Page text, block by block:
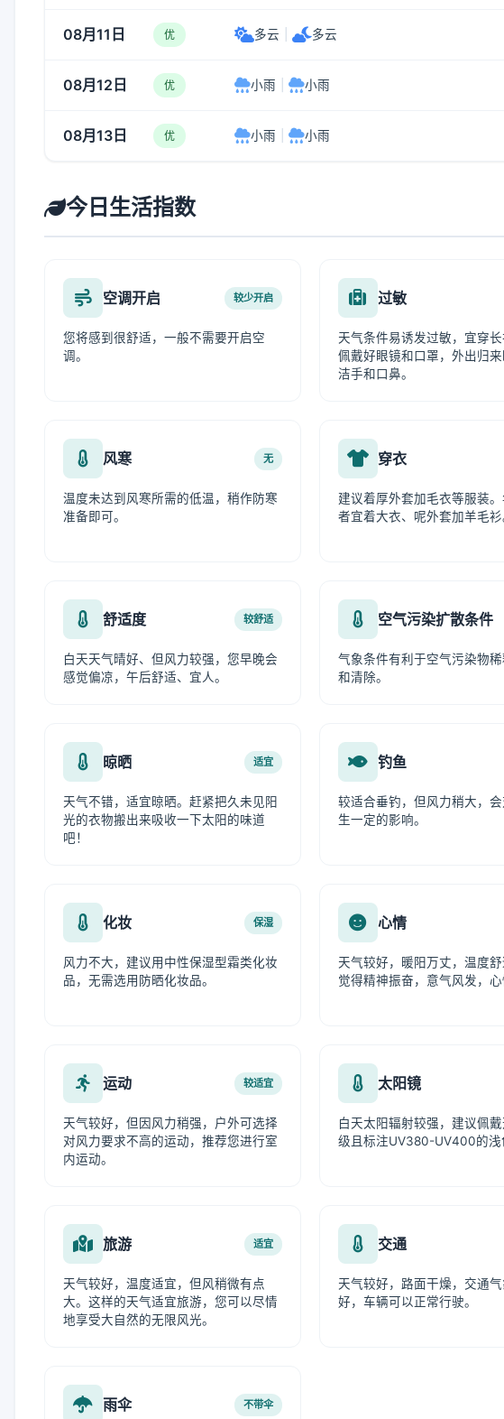
08月11日 优 多云 多云
08月12日 优 小雨 小雨
08月13日 优 小雨 小雨
今日生活指数
空调开启 较少开启
您将感到很舒适，一般不需要开启空
调。
过敏
天气条件易诱发过敏，宜穿
佩戴好眼镜和口罩，外出归
洁手和口鼻。
风寒 无
温度未达到风寒所需的低温，稍作防寒
准备即可。
穿衣
建议着厚外套加毛衣等服装
者宜着大衣、呢外套加羊毛衫
舒适度 较舒适
白天天气晴好、但风力较强，您早晚会
感觉偏凉，午后舒适、宜人。
空气污染扩散条件
气象条件有利于空气污染物
和清除。
晾晒 适宜
天气不错，适宜晾晒。赶紧把久未见阳
光的衣物搬出来吸收一下太阳的味道
吧！
钓鱼
较适合垂钓，但风力稍大，
生一定的影响。
化妆 保湿
风力不大，建议用中性保湿型霜类化妆
品，无需选用防晒化妆品。
心情
天气较好，暖阳万丈，温度
觉得精神振奋，意气风发，心
运动 较适宜
天气较好，但因风力稍强，户外可选择
对风力要求不高的运动，推荐您进行室
内运动。
太阳镜
白天太阳辐射较强，建议佩戴
级且标注UV380-UV400的浅
旅游 适宜
天气较好，温度适宜，但风稍微有点
大。这样的天气适宜旅游，您可以尽情
地享受大自然的无限风光。
交通
天气较好，路面干燥，交通
好，车辆可以正常行驶。
雨伞 不带伞